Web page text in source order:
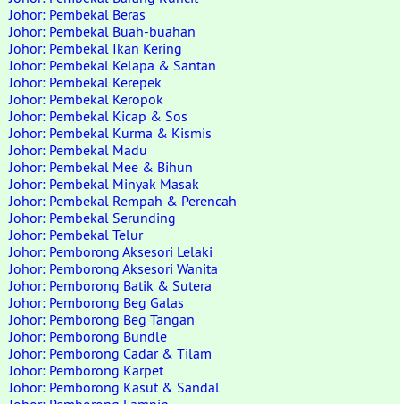
Johor: Pembekal Beras
Johor: Pembekal Buah-buahan
Johor: Pembekal Ikan Kering
Johor: Pembekal Kelapa & Santan
Johor: Pembekal Kerepek
Johor: Pembekal Keropok
Johor: Pembekal Kicap & Sos
Johor: Pembekal Kurma & Kismis
Johor: Pembekal Madu
Johor: Pembekal Mee & Bihun
Johor: Pembekal Minyak Masak
Johor: Pembekal Rempah & Perencah
Johor: Pembekal Serunding
Johor: Pembekal Telur
Johor: Pemborong Aksesori Lelaki
Johor: Pemborong Aksesori Wanita
Johor: Pemborong Batik & Sutera
Johor: Pemborong Beg Galas
Johor: Pemborong Beg Tangan
Johor: Pemborong Bundle
Johor: Pemborong Cadar & Tilam
Johor: Pemborong Karpet
Johor: Pemborong Kasut & Sandal